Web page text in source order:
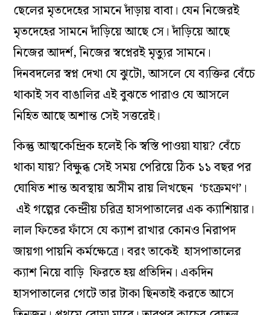
ছেলের মৃতদেহের সামনে দাঁড়ায় বাবা। যেন নিজেরই
মৃতদেহের সামনে দাঁড়িয়ে আছে সে। দাঁড়িয়ে আছে
নিজের আদর্শ, নিজের স্বপ্নেরই মৃত্যুর সামনে।
দিনবদলের স্বপ্ন দেখা যে ঝুটো, আসলে যে ব্যক্তির বেঁচে
থাকাই সব বাঙালির এই বুঝতে পারাও যে আসলে
নিহিত আছে অশান্ত সেই সত্তরেই।
কিন্তু আত্মকেন্দ্রিক হলেই কি স্বস্তি পাওয়া যায়? বেঁচে
থাকা যায়? বিক্ষুব্ধ সেই সময় পেরিয়ে ঠিক ১১ বছর পর
ঘোষিত শান্ত অবস্থায় অসীম রায় লিখছেন ‘চংক্রমণ’।
এই গল্পের কেন্দ্রীয় চরিত্র হাসপাতালের এক ক্যাশিয়ার।
লাল ফিতের ফাঁসে যে ক্যাশ রাখার কোনও নিরাপদ
জায়গা পায়নি কর্মক্ষেত্রে। বরং তাকেই হাসপাতালের
ক্যাশ নিয়ে বাড়ি ফিরতে হয় প্রতিদিন। একদিন
হাসপাতালের গেটে তার টাকা ছিনতাই করতে আসে